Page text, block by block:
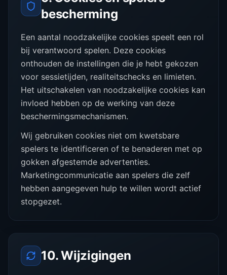
bescherming
Een aantal noodzakelijke cookies speelt een rol
bij verantwoord spelen. Deze cookies
onthouden de instellingen die je hebt gekozen
voor sessietijden, realiteitschecks en limieten.
Het uitschakelen van noodzakelijke cookies kan
invloed hebben op de werking van deze
beschermingsmechanismen.
Wij gebruiken cookies niet om kwetsbare
spelers te identificeren of te benaderen met op
gokken afgestemde advertenties.
Marketingcommunicatie aan spelers die zelf
hebben aangegeven hulp te willen wordt actief
stopgezet.
10. Wijzigingen